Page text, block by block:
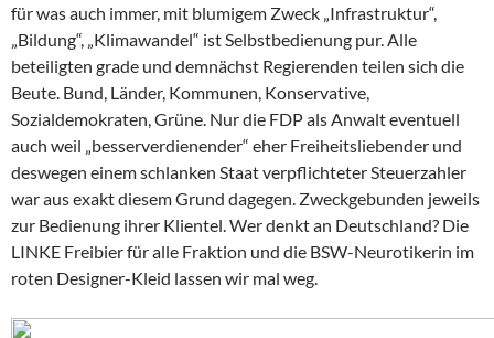
für was auch immer, mit blumigem Zweck „Infrastruktur“,
„Bildung“, „Klimawandel“ ist Selbstbedienung pur. Alle
beteiligten grade und demnächst Regierenden teilen sich die
Beute. Bund, Länder, Kommunen, Konservative,
Sozialdemokraten, Grüne. Nur die FDP als Anwalt eventuell
auch weil „besserverdienender“ eher Freiheitsliebender und
deswegen einem schlanken Staat verpflichteter Steuerzahler
war aus exakt diesem Grund dagegen. Zweckgebunden jeweils
zur Bedienung ihrer Klientel. Wer denkt an Deutschland? Die
LINKE Freibier für alle Fraktion und die BSW-Neurotikerin im
roten Designer-Kleid lassen wir mal weg.